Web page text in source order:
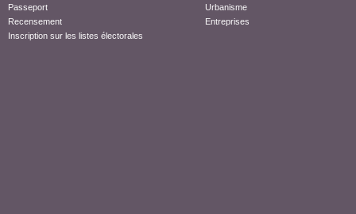
Passeport
Recensement
Inscription sur les listes électorales
Urbanisme
Entreprises